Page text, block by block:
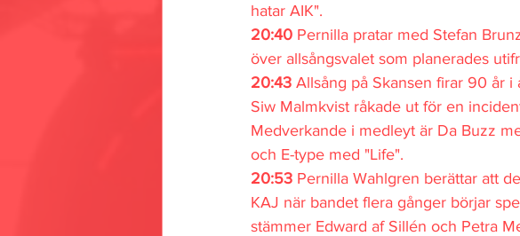
hatar AIK".
20:40 Pernilla pratar med Stefan
över allsångsvalet som planerades
20:43 Allsång på Skansen firar 90 år
Siw Malmkvist råkade ut för en
Medverkande i medleyt är Da Buzz
och E-type med "Life".
20:53 Pernilla Wahlgren berättar att
KAJ när bandet flera gånger börjar
stämmer Edward af Sillén och Petra